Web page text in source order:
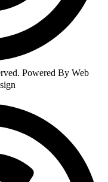
Powered By Web